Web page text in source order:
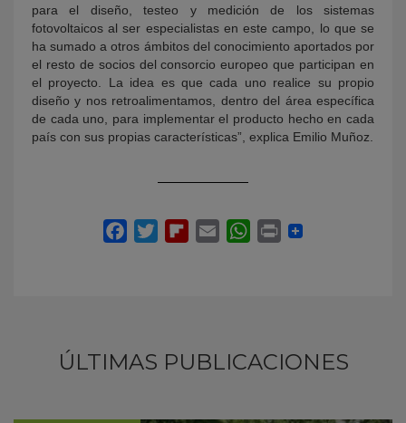
para el diseño, testeo y medición de los sistemas
fotovoltaicos al ser especialistas en este campo, lo que se
ha sumado a otros ámbitos del conocimiento aportados por
el resto de socios del consorcio europeo que participan en
el proyecto. La idea es que cada uno realice su propio
diseño y nos retroalimentamos, dentro del área específica
de cada uno, para implementar el producto hecho en cada
país con sus propias características”, explica Emilio Muñoz.
ÚLTIMAS PUBLICACIONES